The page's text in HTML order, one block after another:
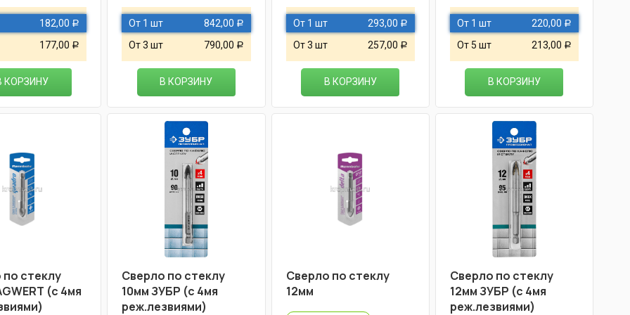
182,00 Р
177,00 Р
КОРЗИНУ
От 1 шт 842,00 Р
От 3 шт 790,00 Р
В КОРЗИНУ
От 1 шт 293,00 Р
От 3 шт 257,00 Р
В КОРЗИНУ
От 1 шт 220,00 Р
От 5 шт 213,00 Р
В КОРЗИНУ
стеклу
(с 4мя
Сверло по стеклу
10мм ЗУБР (с 4мя
реж.лезвиями)
Сверло по стеклу
12мм
Сверло по стеклу
12мм ЗУБР (с 4мя
реж.лезвиями)